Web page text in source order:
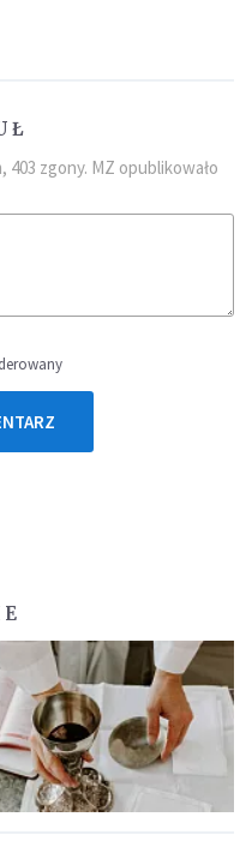
zgony. MZ opublikowało